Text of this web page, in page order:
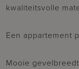
kwaliteitsvolle
Een appartement
Mooie